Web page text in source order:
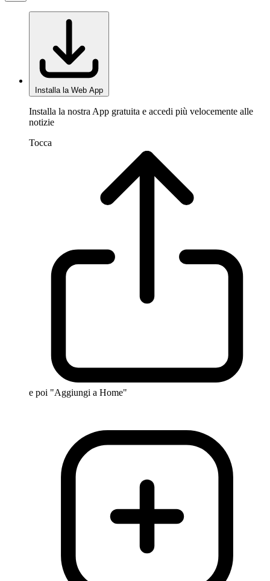
Installa la Web App
Installa la nostra App gratuita e accedi più velocemente alle
notizie
Tocca
e poi "Aggiungi a Home"